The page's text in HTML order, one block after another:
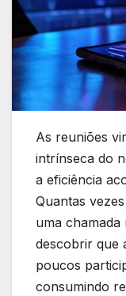
As reuniões
intrínseca do
a eficiência
Quantas
uma
descobrir que
poucos
consumindo